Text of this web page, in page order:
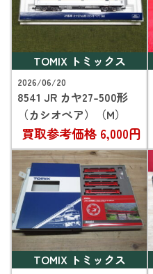
TOMIX トミックス
2026/06/20
8541 JR カヤ27-500形
（カシオペア）（M）
買取参考価格 6,000円
TOMIX トミックス